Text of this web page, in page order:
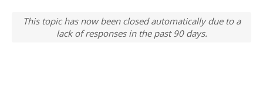
This topic has now been closed automatically due to a
lack of responses in the past 90 days.